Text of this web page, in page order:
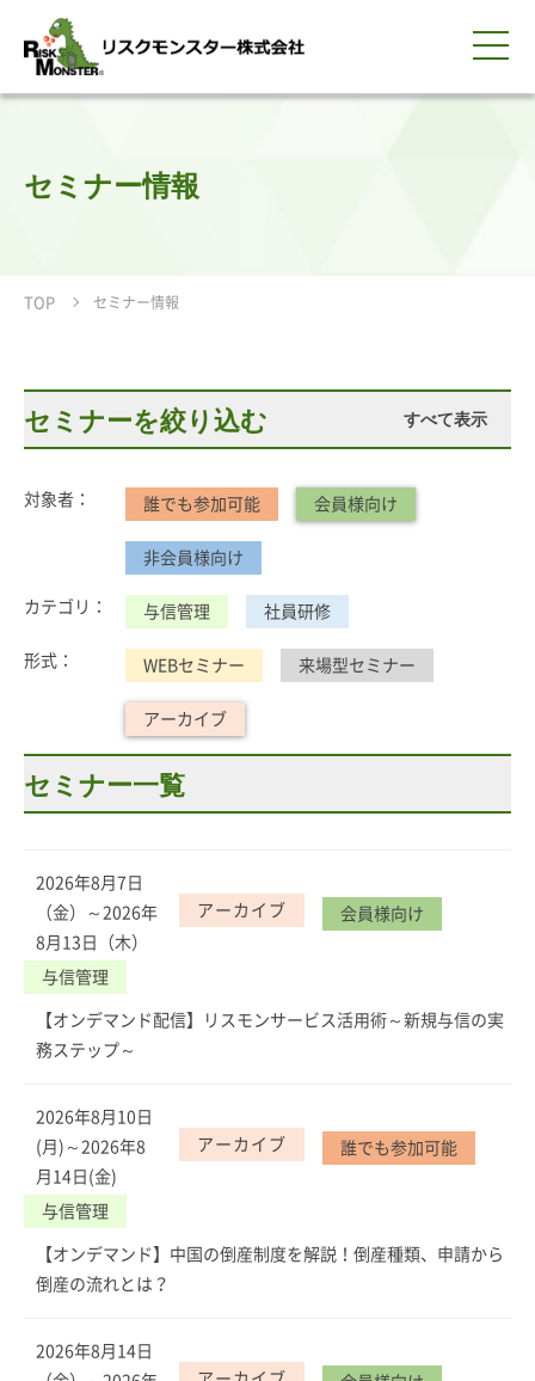
0120-259-440
資料請求
簡体中文
セミナー情報
TOP セミナー情報
セミナーを絞り込む すべて表示
対象者： 誰でも参加可能 会員様向け
非会員様向け
カテゴリ： 与信管理 社員研修
形式： WEBセミナー 来場型セミナー
アーカイブ
セミナー一覧
2026年8月7日
（金）～2026年
8月13日（木）
アーカイブ 会員様向け
与信管理
【オンデマンド配信】リスモンサービス活用術～新規与信の実
務ステップ～
2026年8月10日
(月)～2026年8
月14日(金)
アーカイブ 誰でも参加可能
与信管理
【オンデマンド】中国の倒産制度を解説！倒産種類、申請から
倒産の流れとは？
2026年8月14日